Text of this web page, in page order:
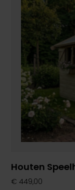
Houten
€ 449,00